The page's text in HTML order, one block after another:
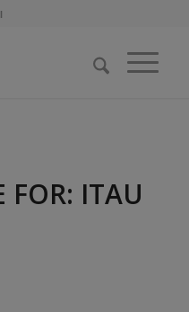
FOR: ITAU